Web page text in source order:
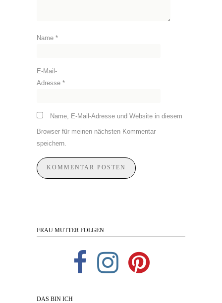
Name *
E-Mail-
Adresse *
Name, E-Mail-Adresse und Website in diesem
Browser für meinen nächsten Kommentar
speichern.
FRAU MUTTER FOLGEN
DAS BIN ICH